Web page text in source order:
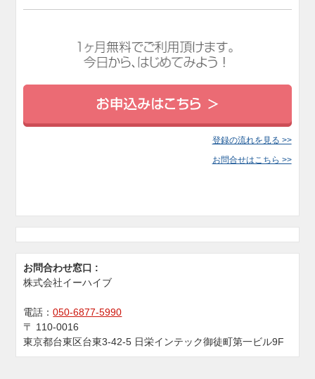
登録の流れを見る >>
お問合せはこちら >>
お問合わせ窓口 :
株式会社イーハイブ
電話：050-6877-5990
〒 110-0016
東京都台東区台東3-42-5 日栄インテック御徒町第一ビル9F